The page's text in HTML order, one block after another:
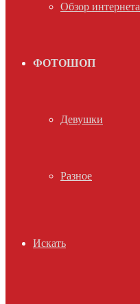
Обзор интернета
ФОТОШОП
Девушки
Разное
Искать